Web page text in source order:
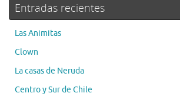
Entradas recientes
Las Animitas
Clown
La casas de Neruda
Centro y Sur de Chile